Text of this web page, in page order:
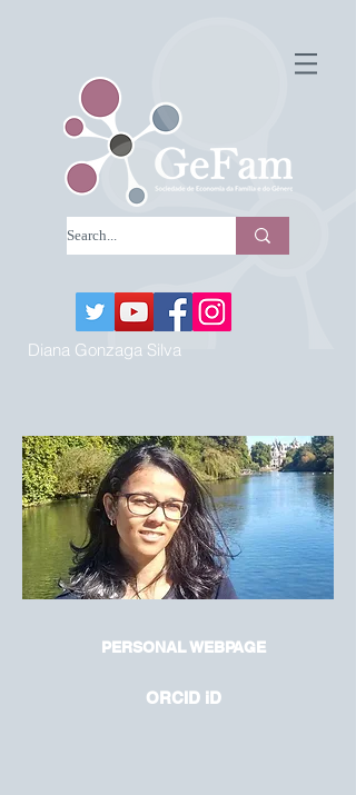
Diana Gonzaga Silva
PERSONAL WEBPAGE
ORCID iD